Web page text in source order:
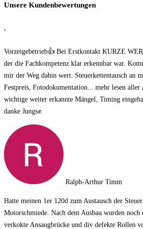
Unsere Kundenbewertungen
.
Vorzeigebetrieb👍 Bei Erstkontakt KURZE
der die Fachkompetenz klar erkennbar war.
mir der Weg dahin wert. Steuerkettentausch an
Festpreis, Fotodokumentation... mehr lesen aller
wichtige weiter erkannte Mängel, Timing
danke Jungs✊️
Ralph-Arthur Timm
Hatte meinen 1er 120d zum Austausch der
Motorschmiede. Nach dem Ausbau wurden noch
verkokte Ansaugbrücke und div defekte Rollen